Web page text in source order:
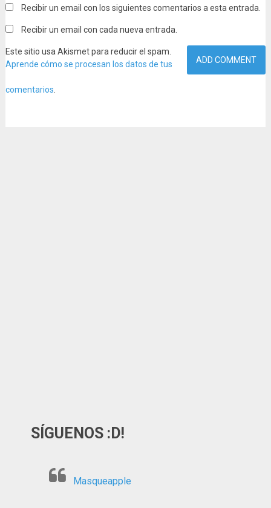
Recibir un email con los siguientes comentarios a esta entrada.
Recibir un email con cada nueva entrada.
Este sitio usa Akismet para reducir el spam.
Aprende cómo se procesan los datos de tus
comentarios.
SÍGUENOS :D!
Masqueapple